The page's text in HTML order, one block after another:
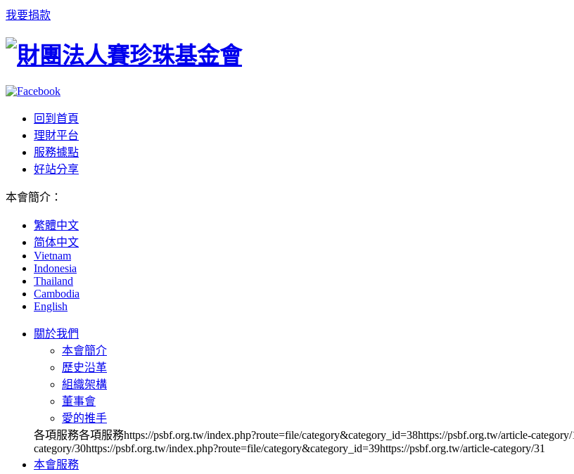
我要捐款
回到首頁
理財平台
服務據點
好站分享
本會簡介 ：
繁體中文
简体中文
Vietnam
Indonesia
Thailand
Cambodia
English
關於我們
本會簡介
歷史沿革
組織架構
董事會
愛的推手
各項服務各項服務https://psbf.org.tw/index.php?route=file/category&category_id=38https://psbf.org.tw/article-
category/30https://psbf.org.tw/index.php?route=file/category&category_id=39https://psbf.org.tw/article-category/31
本會服務